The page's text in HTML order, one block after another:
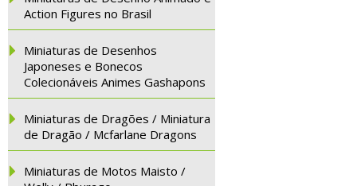
Action Figures no Brasil
Miniaturas de Desenhos
Japoneses e Bonecos
Colecionáveis Animes Gashapons
Miniaturas de Dragões / Miniatura
de Dragão / Mcfarlane Dragons
Miniaturas de Motos Maisto /